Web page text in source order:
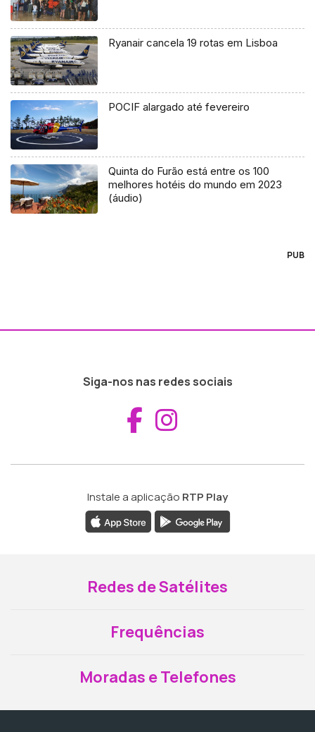
Ryanair cancela 19 rotas em Lisboa
POCIF alargado até fevereiro
Quinta do Furão está entre os 100
melhores hotéis do mundo em 2023
(áudio)
PUB
Siga-nos nas redes sociais
Aceder ao
Instale a aplicação RTP Play
Redes de Satélites
Frequências
Moradas e Telefones